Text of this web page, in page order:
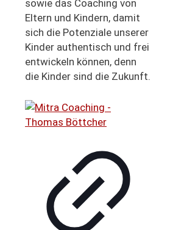
sowie das Coaching von
Eltern und Kindern, damit
sich die Potenziale unserer
Kinder authentisch und frei
entwickeln können, denn
die Kinder sind die Zukunft.